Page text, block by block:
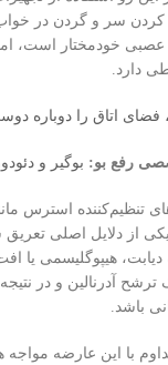
کردن سر و گردن در
خودمختار است، اما
دارد.
فضای اتاق را دوباره
رفع بو: بوگیر و
تنظیم‌کننده استرس
از دلایل اصلی
دیابت، هیپوگلیسمی یا
آدرنالین و در
باشد.
با این عارضه مواجه